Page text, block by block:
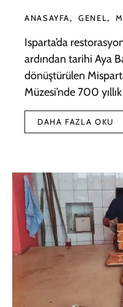
ANASAYFA GENEL
Isparta’da
ardından tarihi Aya
dönüştürülen
Müzesi’nde 700
DAHA FAZLA OKU